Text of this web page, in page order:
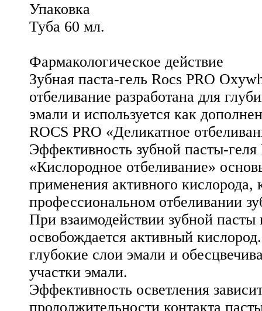
Упаковка
Туба 60 мл.
Фармакологическое действие
Зубная паста-гель Rocs PRO
отбеливание разработана для
эмали и используется как
ROCS PRO «Деликатное
Эффективность зубной пасты-геля
«Кислородное отбеливание»
применения активного кислорода,
профессиональном отбеливании
При взаимодействии зубной
освобождается активный
глубокие слои эмали и
участки эмали.
Эффективность осветления
продолжительности контакта